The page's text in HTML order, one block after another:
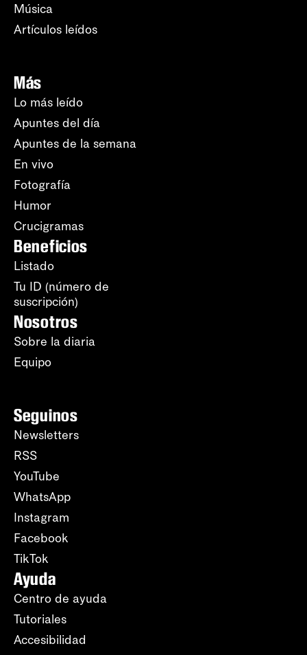
Música
Artículos leídos
Más
Lo más leído
Apuntes del día
Apuntes de la semana
En vivo
Fotografía
Humor
Crucigramas
Beneficios
Listado
Tu ID (número de
suscripción)
Nosotros
Sobre la diaria
Equipo
Seguinos
Newsletters
RSS
YouTube
WhatsApp
Instagram
Facebook
TikTok
Ayuda
Centro de ayuda
Tutoriales
Accesibilidad